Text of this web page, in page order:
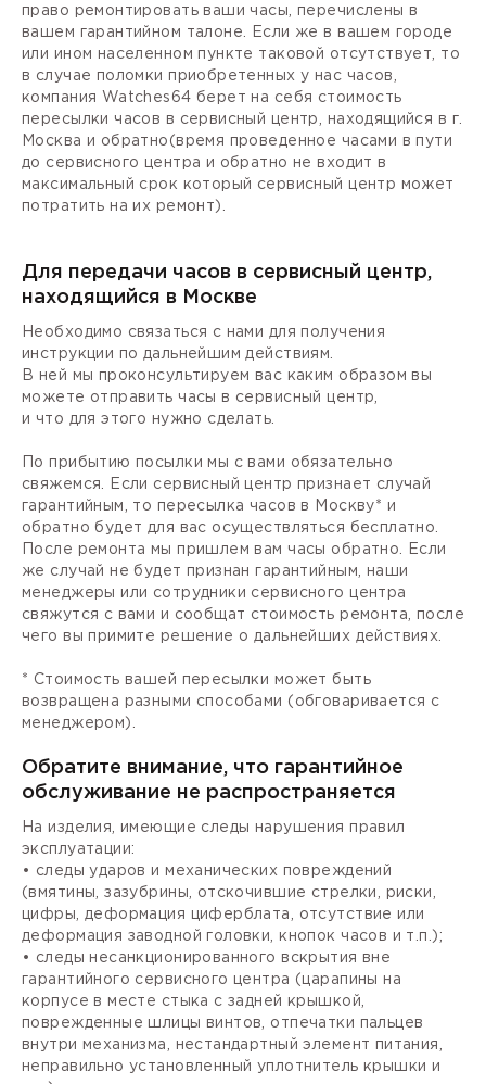
право ремонтировать ваши часы, перечислены в
вашем гарантийном талоне. Если же в вашем городе
или ином населенном пункте таковой отсутствует, то
в случае поломки приобретенных у нас часов,
компания Watches64 берет на себя стоимость
пересылки часов в сервисный центр, находящийся в г.
Москва и обратно(время проведенное часами в пути
до сервисного центра и обратно не входит в
максимальный срок который сервисный центр может
потратить на их ремонт).
Для передачи часов в сервисный центр,
находящийся в Москве
Необходимо связаться с нами для получения
инструкции по дальнейшим действиям.
В ней мы проконсультируем вас каким образом вы
можете отправить часы в сервисный центр,
и что для этого нужно сделать.
По прибытию посылки мы с вами обязательно
свяжемся. Если сервисный центр признает случай
гарантийным, то пересылка часов в Москву* и
обратно будет для вас осуществляться бесплатно.
После ремонта мы пришлем вам часы обратно. Если
же случай не будет признан гарантийным, наши
менеджеры или сотрудники сервисного центра
свяжутся с вами и сообщат стоимость ремонта, после
чего вы примите решение о дальнейших действиях.
* Стоимость вашей пересылки может быть
возвращена разными способами (обговаривается с
менеджером).
Обратите внимание, что гарантийное
обслуживание не распространяется
На изделия, имеющие следы нарушения правил
эксплуатации:
• следы ударов и механических повреждений
(вмятины, зазубрины, отскочившие стрелки, риски,
цифры, деформация циферблата, отсутствие или
деформация заводной головки, кнопок часов и т.п.);
• следы несанкционированного вскрытия вне
гарантийного сервисного центра (царапины на
корпусе в месте стыка с задней крышкой,
поврежденные шлицы винтов, отпечатки пальцев
внутри механизма, нестандартный элемент питания,
неправильно установленный уплотнитель крышки и